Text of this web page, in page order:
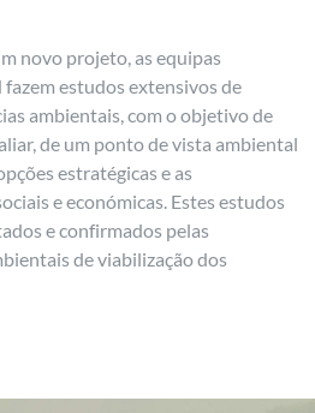
novo projeto, as equipas
estudos extensivos de
ambientais, com o objetivo de
de um ponto de vista ambiental
estratégicas e as
e económicas. Estes estudos
e confirmados pelas
de viabilização dos